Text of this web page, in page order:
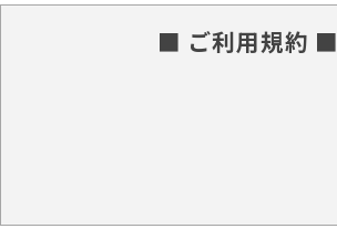
■ ご利用規約 ■